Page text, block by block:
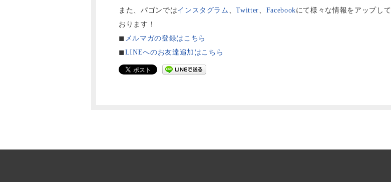
また、パゴンではインスタグラム 、Twitter Facebookにて様々な情報をアップして
おります！
◼︎ メルマガの登録はこちら
◼︎LINEへのお友達追加はこちら